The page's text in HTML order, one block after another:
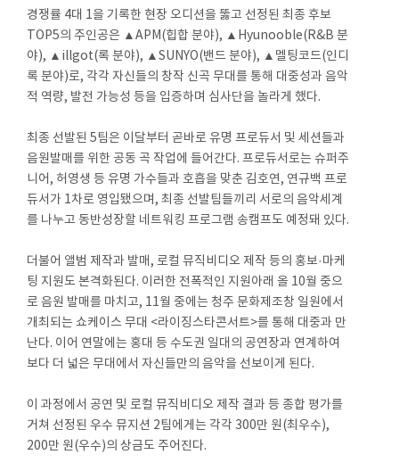
경쟁률 4대 1을 기록한 현장 오디션을 뚫고 선정된 최종 후보
TOP5의 주인공은 ▲APM(힙합 분야), ▲Hyunooble(R&B 분
야), ▲illgot(록 분야), ▲SUNYO(밴드 분야), ▲멜팅코드(인디
록 분야)로, 각각 자신들의 창작 신곡 무대를 통해 대중성과 음악
적 역량, 발전 가능성 등을 입증하며 심사단을 놀라게 했다.
최종 선발된 5팀은 이달부터 곧바로 유명 프로듀서 및 세션들과
음원발매를 위한 공동 곡 작업에 들어간다. 프로듀서로는 슈퍼주
니어, 허영생 등 유명 가수들과 호흡을 맞춘 김호연, 연규백 프로
듀서가 1차로 영입됐으며, 최종 선발팀들끼리 서로의 음악세계
를 나누고 동반성장할 네트워킹 프로그램 송캠프도 예정돼 있다.
더불어 앨범 제작과 발매, 로컬 뮤직비디오 제작 등의 홍보·마케
팅 지원도 본격화된다. 이러한 전폭적인 지원아래 올 10월 중으
로 음원 발매를 마치고, 11월 중에는 청주 문화제조창 일원에서
개최되는 쇼케이스 무대 <라이징스타콘서트>를 통해 대중과 만
난다. 이어 연말에는 홍대 등 수도권 일대의 공연장과 연계하여
보다 더 넓은 무대에서 자신들만의 음악을 선보이게 된다.
이 과정에서 공연 및 로컬 뮤직비디오 제작 결과 등 종합 평가를
거쳐 선정된 우수 뮤지션 2팀에게는 각각 300만 원(최우수),
200만 원(우수)의 상금도 주어진다.